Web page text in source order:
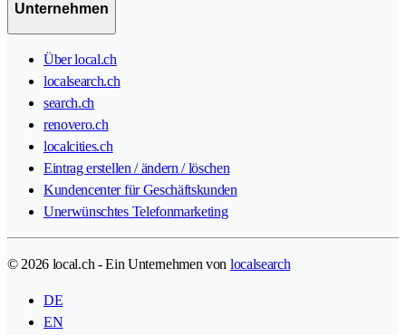
Unternehmen
Über local.ch
localsearch.ch
search.ch
renovero.ch
localcities.ch
Eintrag erstellen / ändern / löschen
Kundencenter für Geschäftskunden
Unerwünschtes Telefonmarketing
© 2026 local.ch - Ein Unternehmen von localsearch
DE
EN